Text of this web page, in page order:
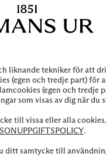
vilka alternativ som
legal/terms/0/sv_se/